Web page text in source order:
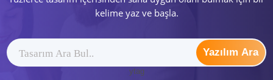
kelime yaz ve başla.
Yazılım Ara
ytag